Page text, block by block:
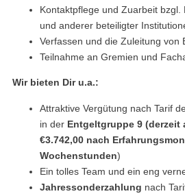
Kontaktpflege und Zuarbeit bzgl.
und anderer beteiligter
Verfassen und die Zuleitung von
Teilnahme an Gremien und
Wir bieten Dir u.a.:
Attraktive Vergütung nach Tarif
in der Entgeltgruppe 9 (derzeit
€3.742,00 nach
Wochenstunden)
Ein tolles Team und ein eng
Jahressonderzahlung nach